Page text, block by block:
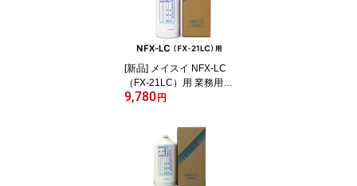
[新品] メイスイ NFX-LC
（FX-21LC）用 業務用浄
水器用 カートリッジ 交
9,780円